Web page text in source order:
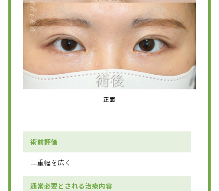
正面
術前評価
二重幅を広く
通常必要とされる治療内容